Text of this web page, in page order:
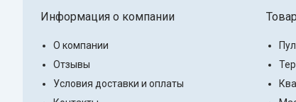
Информация о компании
О компании
Отзывы
Условия доставки и оплаты